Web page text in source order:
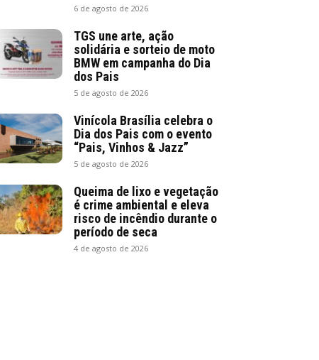
6 de agosto de 2026
TGS une arte, ação
solidária e sorteio de moto
BMW em campanha do Dia
dos Pais
5 de agosto de 2026
Vinícola Brasília celebra o
Dia dos Pais com o evento
“Pais, Vinhos & Jazz”
5 de agosto de 2026
Queima de lixo e vegetação
é crime ambiental e eleva
risco de incêndio durante o
período de seca
4 de agosto de 2026